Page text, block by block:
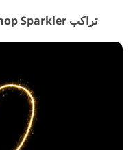
تراكب Photoshop Sparkler مجاني #28 "Heartbeat"